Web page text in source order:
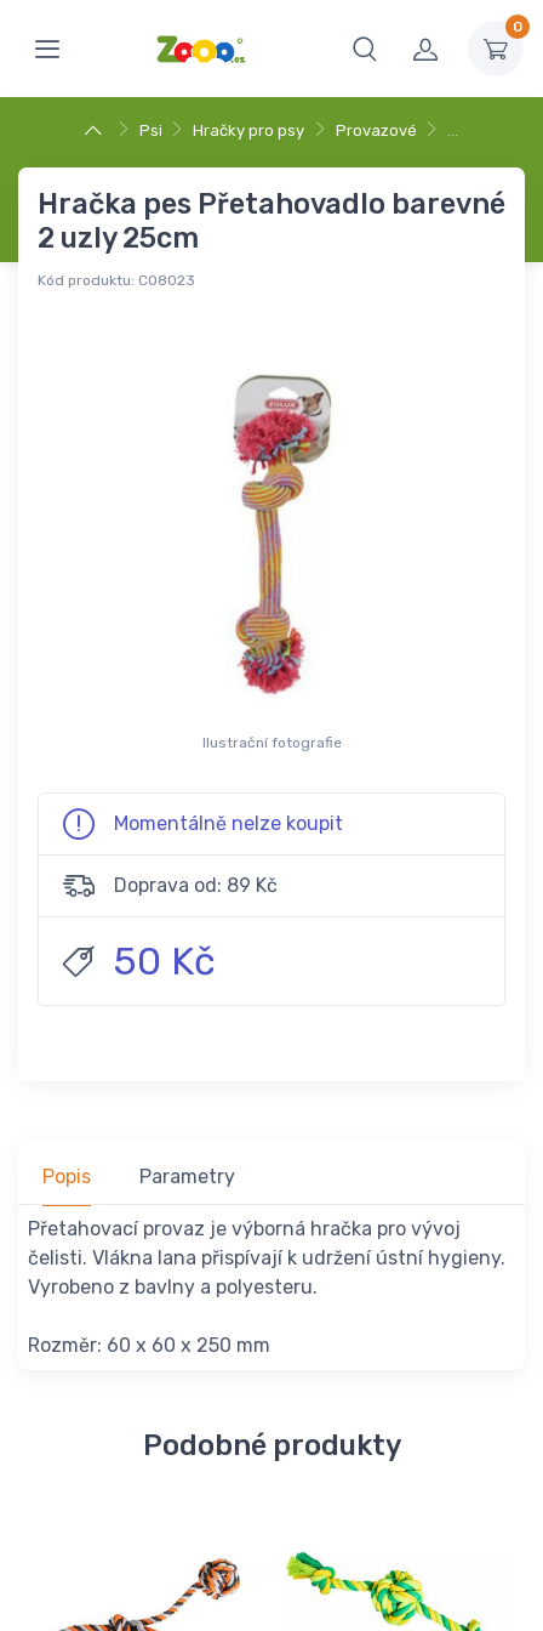
0
Psi Hračky pro psy Provazové …
Hračka pes Přetahovadlo barevné
2 uzly 25cm
Kód produktu: C08023
Ilustrační fotografie
Momentálně nelze koupit
Doprava od: 89 Kč
50 Kč
Popis Parametry
Přetahovací provaz je výborná hračka pro vývoj
čelisti. Vlákna lana přispívají k udržení ústní hygieny.
Vyrobeno z bavlny a polyesteru.
Rozměr: 60 x 60 x 250 mm
Podobné produkty